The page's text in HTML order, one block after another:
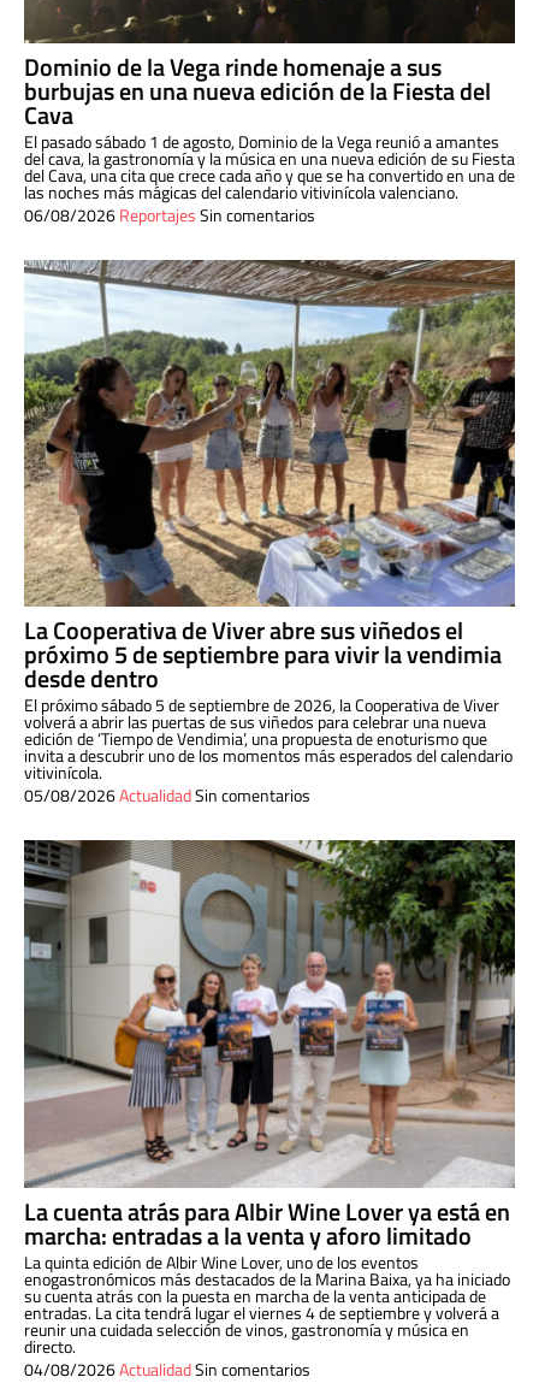
Dominio de la Vega rinde homenaje a sus
burbujas en una nueva edición de la Fiesta del
Cava
El pasado sábado 1 de agosto, Dominio de la Vega reunió a amantes
del cava, la gastronomía y la música en una nueva edición de su Fiesta
del Cava, una cita que crece cada año y que se ha convertido en una de
las noches más mágicas del calendario vitivinícola valenciano.
06/08/2026ReportajesSin comentarios
La Cooperativa de Viver abre sus viñedos el
próximo 5 de septiembre para vivir la vendimia
desde dentro
El próximo sábado 5 de septiembre de 2026, la Cooperativa de Viver
volverá a abrir las puertas de sus viñedos para celebrar una nueva
edición de ‘Tiempo de Vendimia’, una propuesta de enoturismo que
invita a descubrir uno de los momentos más esperados del calendario
vitivinícola.
05/08/2026ActualidadSin comentarios
La cuenta atrás para Albir Wine Lover ya está en
marcha: entradas a la venta y aforo limitado
La quinta edición de Albir Wine Lover, uno de los eventos
enogastronómicos más destacados de la Marina Baixa, ya ha iniciado
su cuenta atrás con la puesta en marcha de la venta anticipada de
entradas. La cita tendrá lugar el viernes 4 de septiembre y volverá a
reunir una cuidada selección de vinos, gastronomía y música en
directo.
04/08/2026ActualidadSin comentarios